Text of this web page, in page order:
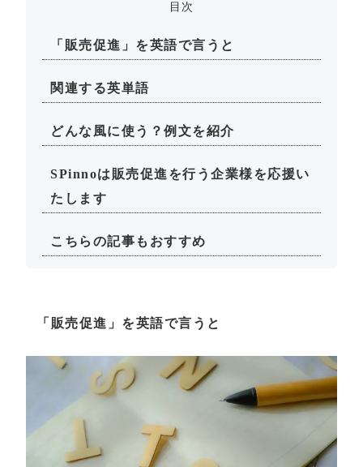
目次
「販売促進」を英語で言うと
関連する英単語
どんな風に使う？例文を紹介
SPinnoは販売促進を行う企業様を応援い
たします
こちらの記事もおすすめ
「販売促進」を英語で言うと